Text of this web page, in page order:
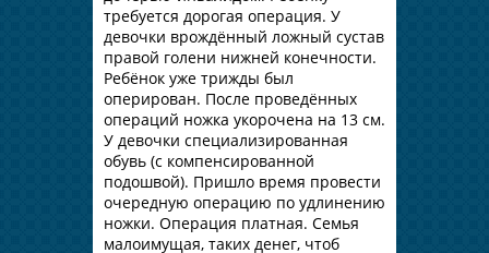
требуется дорогая операция. У
девочки врождённый ложный сустав
правой голени нижней конечности.
Ребёнок уже трижды был
оперирован. После проведённых
операций ножка укорочена на 13 см.
У девочки специализированная
обувь (с компенсированной
подошвой). Пришло время провести
очередную операцию по удлинению
ножки. Операция платная. Семья
малоимущая, таких денег, чтоб